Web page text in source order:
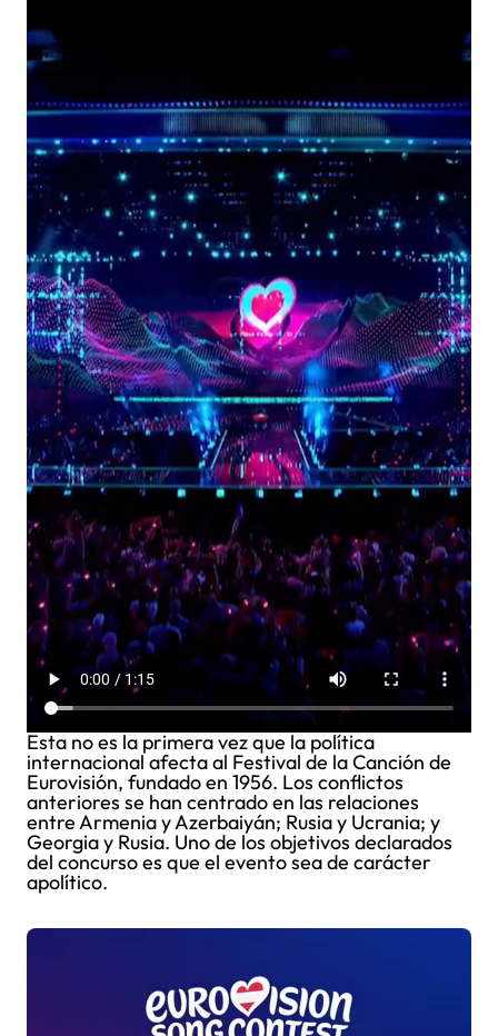
Esta no es la primera vez que la política
internacional afecta al Festival de la Canción de
Eurovisión, fundado en 1956. Los conflictos
anteriores se han centrado en las relaciones
entre Armenia y Azerbaiyán; Rusia y Ucrania; y
Georgia y Rusia. Uno de los objetivos declarados
del concurso es que el evento sea de carácter
apolítico.